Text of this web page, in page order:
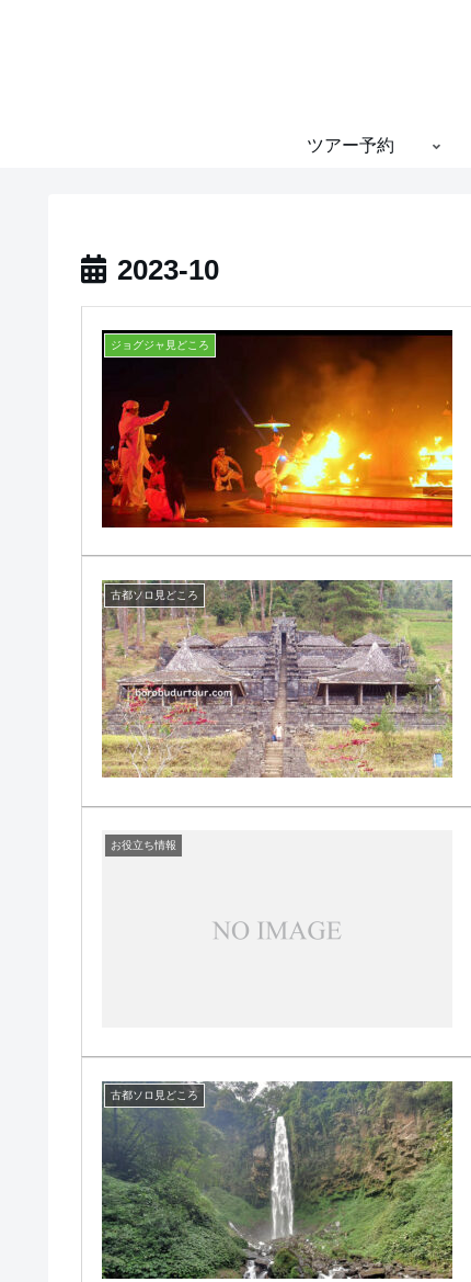
ツアー予約
2023-10
ジョグジャ見どころ
古都ソロ見どころ
お役立ち情報
古都ソロ見どころ